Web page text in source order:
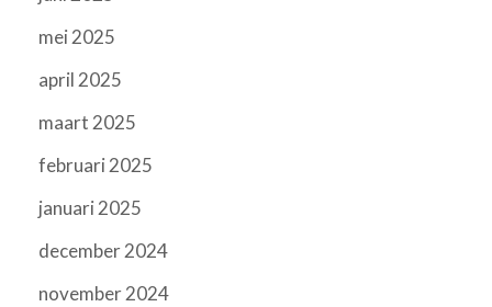
mei 2025
april 2025
maart 2025
februari 2025
januari 2025
december 2024
november 2024